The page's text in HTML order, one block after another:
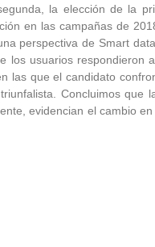
la elección de la
en las campañas de
perspectiva de Smart
usuarios
las que el candidato
Concluimos
evidencian el cambio